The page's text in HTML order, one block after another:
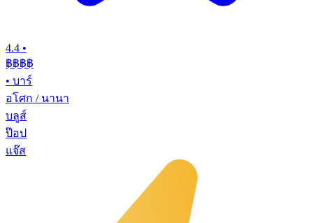
4.4 •
฿฿฿฿
• บาร์
อโศก / นานา
บลูส์
ป๊อป
แจ๊ส